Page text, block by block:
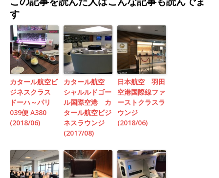
す
カタール航空ビ
ジネスクラス
ドーハ～パリ
039便 A380
(2018/06)
カタール航空
シャルルドゴー
ル国際空港 カ
タール航空ビジ
ネスラウンジ
(2017/08)
日本航空 羽田
空港国際線ファ
ーストクラスラ
ウンジ
(2018/06)